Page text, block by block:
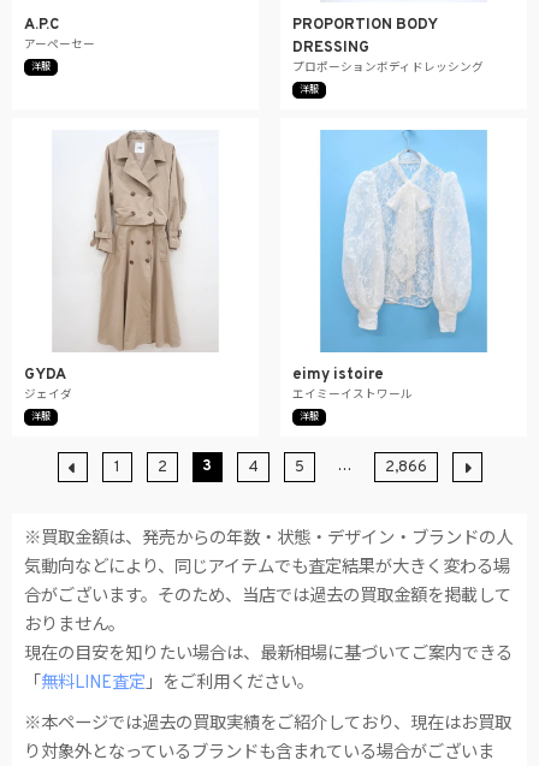
A.P.C
アーペーセー
洋服
PROPORTION BODY
DRESSING
プロポーションボディドレッシング
洋服
GYDA
ジェイダ
洋服
eimy istoire
エイミーイストワール
洋服
1 2 3 4 5 … 2,866
※買取金額は、発売からの年数・状態・デザイン・ブランドの人
気動向などにより、同じアイテムでも査定結果が大きく変わる場
合がございます。そのため、当店では過去の買取金額を掲載して
おりません。
現在の目安を知りたい場合は、最新相場に基づいてご案内できる
「 無料LINE査定」をご利用ください。
※本ページでは過去の買取実績をご紹介しており、現在はお買取
り対象外となっているブランドも含まれている場合がございま